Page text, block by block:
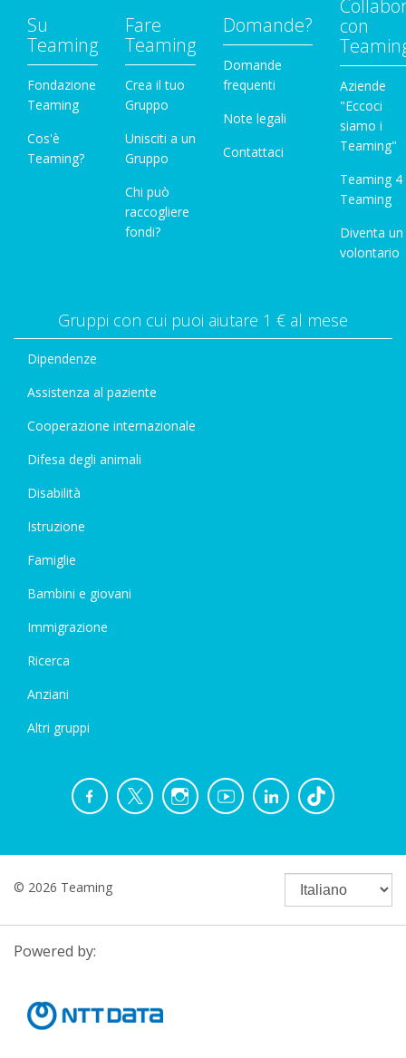
Su
Teaming
Fondazione
Teaming
Cos'è
Teaming?
Fare
Teaming
Crea il tuo
Gruppo
Unisciti a un
Gruppo
Chi può
raccogliere
fondi?
Domande?
Domande
frequenti
Note legali
Contattaci
con
Aziende
"Eccoci
siamo i
Teaming"
Teaming 4
Teaming
Diventa un
volontario
Gruppi con cui puoi aiutare 1 € al mese
Dipendenze
Assistenza al paziente
Cooperazione internazionale
Difesa degli animali
Disabilità
Istruzione
Famiglie
Bambini e giovani
Immigrazione
Ricerca
Anziani
Altri gruppi
© 2026 Teaming
Powered by: